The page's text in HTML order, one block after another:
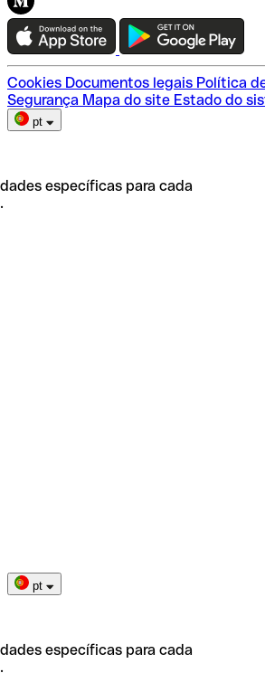
Teste a Qonto
Escolha do plano
Cookies Documentos legais Política
Segurança Mapa do site Estado do
pt
específicas para cada
pt
específicas para cada